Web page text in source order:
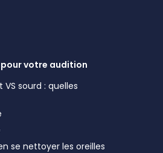
pour votre audition
sourd : quelles
se nettoyer les oreilles